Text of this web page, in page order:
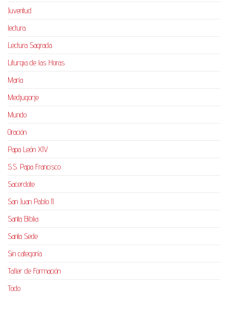
Juventud
lectura
Lectura Sagrada
Liturgia de las Horas
María
Medjugorje
Mundo
Oración
Papa León XIV
S.S. Papa Francisco
Sacerdote
San Juan Pablo II
Santa Biblia
Santa Sede
Sin categoría
Taller de Formación
Todo